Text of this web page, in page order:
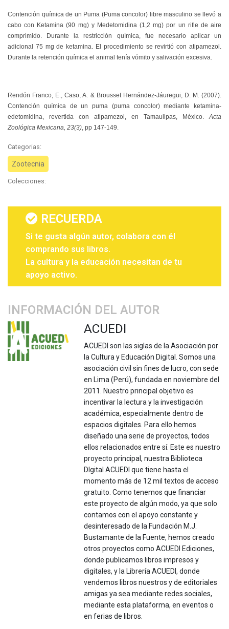
Contención química de un Puma (Puma concolor) libre masculino se llevó a
cabo con Ketamina (90 mg) y Medetomidina (1,2 mg) por un rifle de aire
comprimido. Durante la restricción química, fue necesario aplicar un
adicional 75 mg de ketamina. El procedimiento se revirtió con atipamezol.
Durante la retención química el animal tenía vómito y salivación excesiva.
Rendón Franco, E., Caso, A. & Brousset Hernández-Jáuregui, D. M. (2007).
Contención química de un puma (puma concolor) mediante ketamina-
edetomidina, revertida con atipamezol, en Tamaulipas, México.Acta
Zoológica Mexicana, 23(3), pp 147-149.
Categorias:
Zootecnia
Colecciones:
RECUERDA
Si te gusta algún autor, colabora con él
comprando sus libros.
La cultura y la educación necesitan de tu
apoyo activo.
INFORMACIÓN DEL AUTOR
ACUEDI
ACUEDI son las siglas de la Asociación por
la Cultura y Educación Digital. Somos una
asociación civil sin fines de lucro, con sede
en Lima (Perú), fundada en noviembre del
2011. Nuestro principal objetivo es
incentivar la lectura y la investigación
académica, especialmente dentro de
espacios digitales. Para ello hemos
diseñado una serie de proyectos, todos
ellos relacionados entre sí. Este es nuestro
proyecto principal, nuestra Biblioteca
DIgital ACUEDI que tiene hasta el
momento más de 12 mil textos de acceso
gratuito. Como tenemos que financiar
este proyecto de algún modo, ya que solo
contamos con el apoyo constante y
desinteresado de la Fundación M.J.
Bustamante de la Fuente, hemos creado
otros proyectos como ACUEDI Ediciones,
donde publicamos libros impresos y
digitales, y la Librería ACUEDI, donde
vendemos libros nuestros y de editoriales
amigas ya sea mediante redes sociales,
mediante esta plataforma, en eventos o
en ferias de libros.